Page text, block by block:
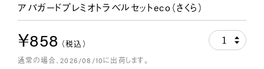
アパガードプレミオトラベルセットeco（さくら）
￥858 （税込） 1
通常の場合、2026/08/10に出荷します。